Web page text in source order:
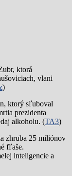
ktorá
vlani
)
ktorý sľuboval
prezidenta
alkoholu. (TA3)
zhruba 25 miliónov
fľaše.
inteligencie a